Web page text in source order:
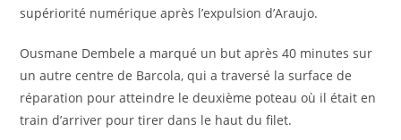
supériorité numérique après l’expulsion d’Araujo.
Ousmane Dembele a marqué un but après 40 minutes sur
un autre centre de Barcola, qui a traversé la surface de
réparation pour atteindre le deuxième poteau où il était en
train d’arriver pour tirer dans le haut du filet.